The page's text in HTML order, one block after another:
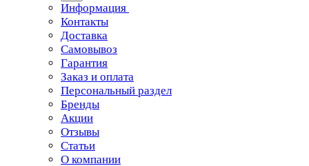
Информация
Контакты
Доставка
Самовывоз
Гарантия
Заказ и оплата
Персональный раздел
Бренды
Акции
Отзывы
Статьи
О компании